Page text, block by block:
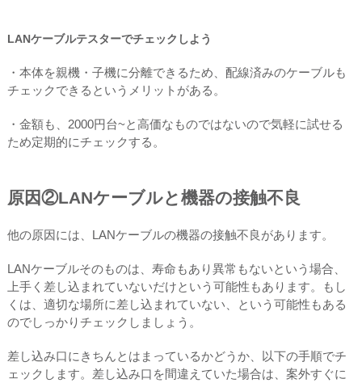
LANケーブルテスターでチェックしよう
・本体を親機・子機に分離できるため、配線済みのケーブルも
チェックできるというメリットがある。
・金額も、2000円台~と高価なものではないので気軽に試せる
ため定期的にチェックする。
原因②LANケーブルと機器の接触不良
他の原因には、LANケーブルの機器の接触不良があります。
LANケーブルそのものは、寿命もあり異常もないという場合、
上手く差し込まれていないだけという可能性もあります。もし
くは、適切な場所に差し込まれていない、という可能性もある
のでしっかりチェックしましょう。
差し込み口にきちんとはまっているかどうか、以下の手順でチ
ェックします。差し込み口を間違えていた場合は、案外すぐに